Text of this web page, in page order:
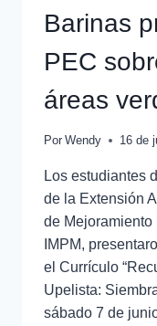
Barinas
PEC
áreas
Por Wendy 16 de
Los estudiantes
de la Extensión
de
IMPM,
el Currículo
Upelista:
sábado 7 de